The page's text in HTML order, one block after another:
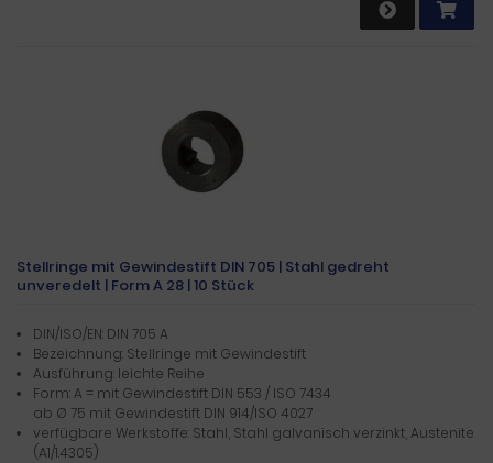
Stellringe mit Gewindestift DIN 705 | Stahl gedreht
unveredelt | Form A 28 | 10 Stück
DIN/ISO/EN: DIN 705 A
Bezeichnung: Stellringe mit Gewindestift
Ausführung: leichte Reihe
Form: A = mit Gewindestift DIN 553 / ISO 7434
ab Ø 75 mit Gewindestift DIN 914/ISO 4027
verfügbare Werkstoffe: Stahl, Stahl galvanisch verzinkt, Austenite
(A1/1.4305)